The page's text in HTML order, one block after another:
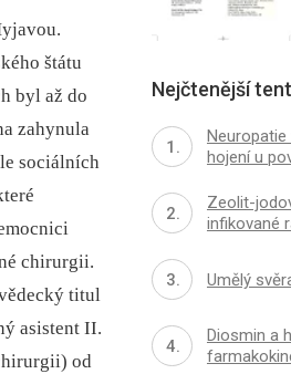
štátu
byl až do
zahynula
sociálních
chirurgii.
titul
asistent II.
od
Nejčtenější
hojení u
Zeolit-
infikované
Umělý
Diosmin a